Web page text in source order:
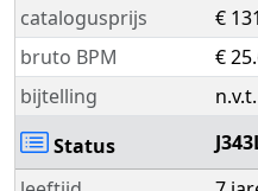
catalogusprijs
€
bruto BPM
€
bijtelling
n.v.t.
Status